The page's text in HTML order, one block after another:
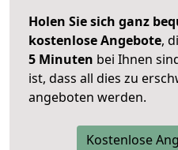
Holen Sie sich ganz
kostenlose Angebote,
5 Minuten bei Ihnen
ist, dass all dies zu
angeboten werden.
Kostenlose